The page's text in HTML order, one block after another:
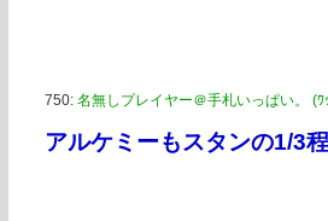
750: 名無しプレイヤー＠手札いっぱい。 (
アルケミーもスタンの1/3